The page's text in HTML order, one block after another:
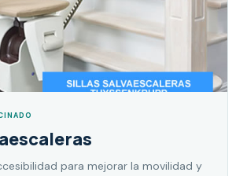
para mejorar la movilidad y